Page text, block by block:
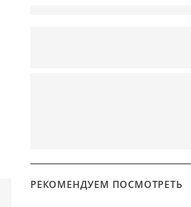
РЕКОМЕНДУЕМ ПОСМОТРЕТЬ